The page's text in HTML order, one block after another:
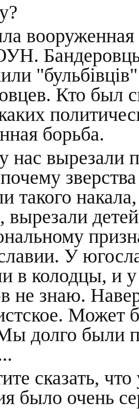
вооруженная
"бульбiвцiв"
Кто был
борьба.
нас вырезали
такого
вырезали
У
в колодцы, и
не знаю.
Может
долго были
сказать,
было очень